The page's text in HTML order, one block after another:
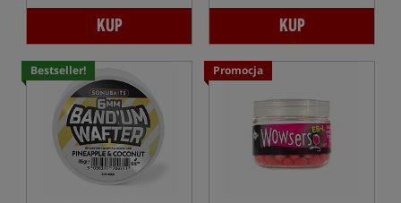
KUP KUP
Bestseller! Promocja